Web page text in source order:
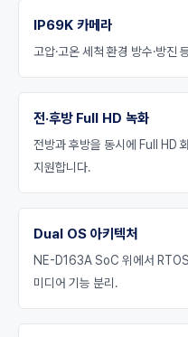
IP69K 카메라
고압·고온 세척 환경 방수·방진
전·후방 Full HD 녹화
전방과 후방을 동시에 Full HD
지원합니다.
Dual OS 아키텍처
NE-D163A SoC 위에서
미디어 기능 분리.